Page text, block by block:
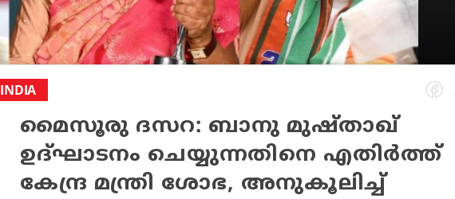
INDIA
മൈസൂരു ദസറ: ബാനു മുഷ്താഖ്
ഉദ്ഘാടനം ചെയ്യുന്നതിനെ എതിര്‍ത്ത്
കേന്ദ്ര മന്ത്രി ശോഭ, അനുകൂലിച്ച്